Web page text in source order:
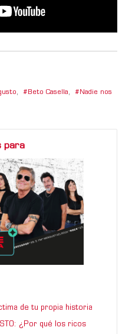
, Beto Casella, Nadie nos
para
de tu propia historia
¿Por qué los ricos